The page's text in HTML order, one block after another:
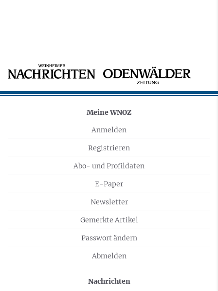
Meine WNOZ
Anmelden
Registrieren
Abo- und Profildaten
E-Paper
Newsletter
Gemerkte Artikel
Passwort ändern
Abmelden
Nachrichten